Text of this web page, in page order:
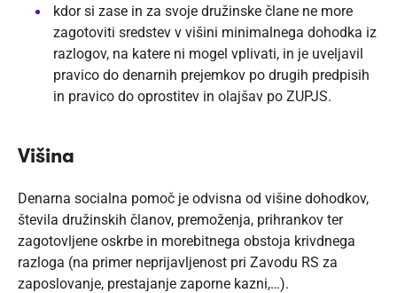
kdor si zase in za svoje družinske člane ne more
zagotoviti sredstev v višini minimalnega dohodka iz
razlogov, na katere ni mogel vplivati, in je uveljavil
pravico do denarnih prejemkov po drugih predpisih
in pravico do oprostitev in olajšav po ZUPJS.
Višina
Denarna socialna pomoč je odvisna od višine dohodkov,
števila družinskih članov, premoženja, prihrankov ter
zagotovljene oskrbe in morebitnega obstoja krivdnega
razloga (na primer neprijavljenost pri Zavodu RS za
zaposlovanje, prestajanje zaporne kazni,…).